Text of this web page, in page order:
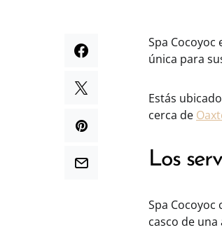
Spa
única para
Estás
cerca de
Los
Spa
casco de